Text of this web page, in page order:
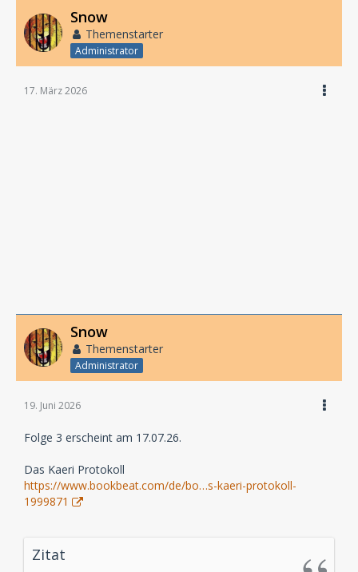
Snow
Themenstarter
Administrator
17. März 2026
Snow
Themenstarter
Administrator
19. Juni 2026
Folge 3 erscheint am 17.07.26.
Das Kaeri Protokoll
https://www.bookbeat.com/de/bo…s-kaeri-protokoll-
1999871
Zitat